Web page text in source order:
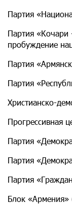
Партия
Партия «Кочари
пробуждение
Партия
Партия
Христианско-
Прогрессивная
Партия
Партия
Партия
Блок «Армения»